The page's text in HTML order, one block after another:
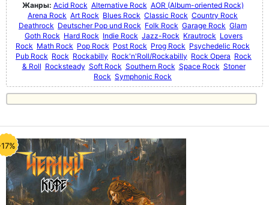
Жанры: Acid Rock Alternative Rock AOR (Album-oriented Rock)
Arena Rock Art Rock Blues Rock Classic Rock Country Rock
Deathrock Deutscher Pop und Rock Folk Rock Garage Rock Glam
Goth Rock Hard Rock Indie Rock Jazz-Rock Krautrock Lovers
Rock Math Rock Pop Rock Post Rock Prog Rock Psychedelic Rock
Pub Rock Rock Rockabilly Rock'n'Roll/Rockabilly Rock Opera Rock
& Roll Rocksteady Soft Rock Southern Rock Space Rock Stoner
Rock Symphonic Rock